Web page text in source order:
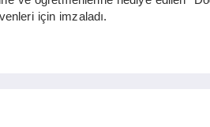
için imzaladı.